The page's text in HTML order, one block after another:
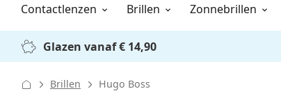
Contactlenzen
Lenzenvloeistoffen Brillen Zonnebrillen
Hoe bestellen
Glazen vanaf € 14,90
Brillen Hugo Boss